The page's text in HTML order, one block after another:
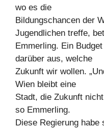
wo es die
Bildungschancen der
Jugendlichen treffe,
Emmerling. Ein
darüber aus, welche
Zukunft wir wollen.
Wien bleibt eine
Stadt, die Zukunft
so Emmerling.
Diese Regierung